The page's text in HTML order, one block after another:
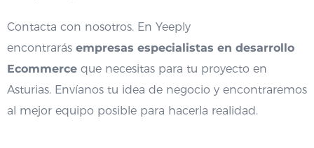
Contacta con nosotros. En Yeeply
encontrarás empresas especialistas en desarrollo
Ecommerce que necesitas para tu proyecto en
Asturias. Envíanos tu idea de negocio y encontraremos
al mejor equipo posible para hacerla realidad.